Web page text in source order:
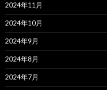
2024年11月
2024年10月
2024年9月
2024年8月
2024年7月